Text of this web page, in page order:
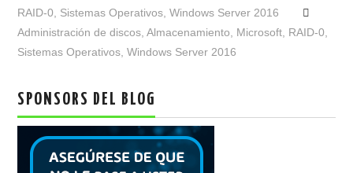
RAID-0
Sistemas Operativos ,Windows Server 2016
Administración de discos ,Almacenamiento Microsoft RAID-0
Sistemas Operativos ,Windows Server 2016
SPONSORS DEL BLOG